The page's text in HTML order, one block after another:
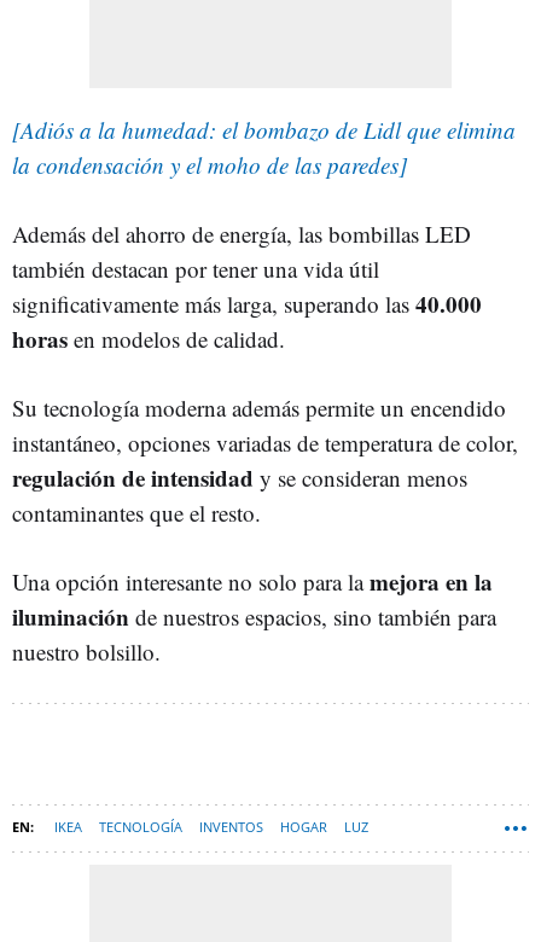
[Adiós a la humedad: el bombazo de Lidl que elimina
la condensación y el moho de las paredes]
Además del ahorro de energía, las bombillas LED
también destacan por tener una vida útil
significativamente más larga, superando las 40.000
horas en modelos de calidad.
Su tecnología moderna además permite un encendido
instantáneo, opciones variadas de temperatura de color,
regulación de intensidad y se consideran menos
contaminantes que el resto.
Una opción interesante no solo para lamejora en la
iluminación de nuestros espacios, sino también para
nuestro bolsillo.
IKEA TECNOLOGÍA INVENTOS HOGAR LUZ